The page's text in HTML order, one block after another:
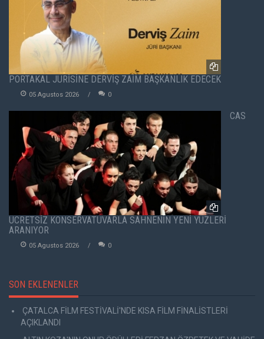
PORTAKAL JÜRİSİNE DERVİŞ ZAİM BAŞKANLIK EDECEK
05 Agustos 2026 0
CAS
ÜCRETSİZ KONSERVATUVARLA SAHNENİN YENİ YÜZLERİ
ARANIYOR
05 Agustos 2026 0
SON EKLENENLER
ÇATALCA FİLM FESTİVALİ'NDE KISA FİLM FİNALİSTLERİ
AÇIKLANDI